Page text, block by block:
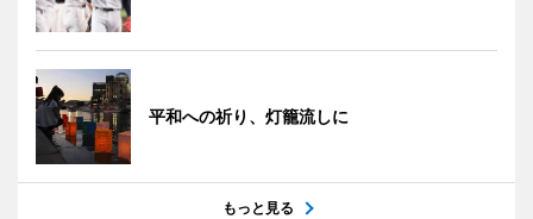
平和への祈り、灯籠流しに
もっと見る